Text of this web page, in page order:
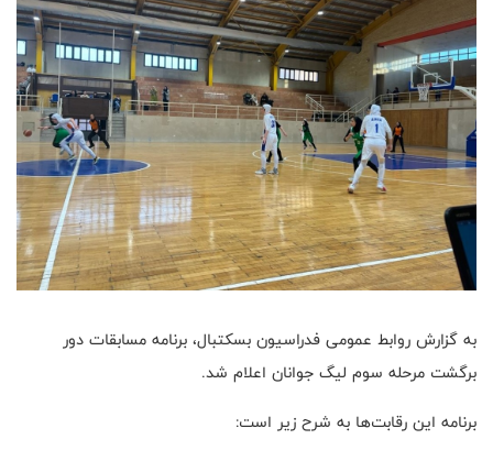
به گزارش روابط عمومی فدراسیون بسکتبال، برنامه مسابقات دور
برگشت مرحله سوم لیگ جوانان اعلام شد.
برنامه این رقابت‌ها به شرح زیر است: